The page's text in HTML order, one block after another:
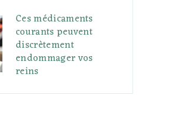
Ces médicaments
courants peuvent
discrètement
endommager vos
reins